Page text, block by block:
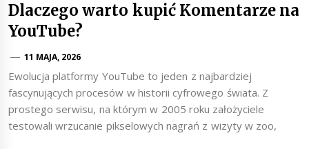
Dlaczego warto kupić Komentarze na
YouTube?
11 MAJA, 2026
Ewolucja platformy YouTube to jeden z najbardziej
fascynujących procesów w historii cyfrowego świata. Z
prostego serwisu, na którym w 2005 roku założyciele
testowali wrzucanie pikselowych nagrań z wizyty w zoo,